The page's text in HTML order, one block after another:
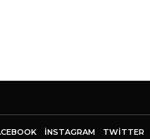
INSTAGRAM TWITTER